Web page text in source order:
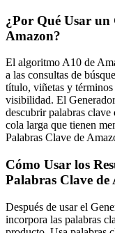
¿Por Qué Usar un
Amazon?
El algoritmo A10 de
a las consultas de
título, viñetas y términos
visibilidad. El
descubrir palabras
cola larga que tienen
Palabras Clave de
Cómo Usar los
Palabras Clave de
Después de usar el
incorpora las palabras